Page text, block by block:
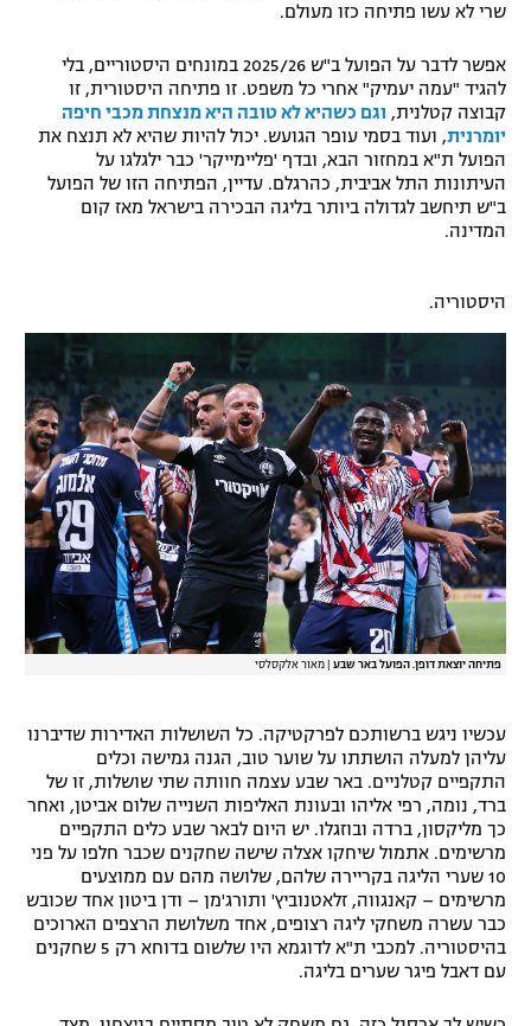
תגיות
המגזין
שרי לא עשו פתיחה כזו מעולם.
אפשר לדבר על הפועל ב"ש 2025/26 במונחים היסטוריים, בלי
להגיד "עמה יעמיק" אחרי כל משפט. זו פתיחה היסטורית, זו
קבוצה קטלנית, וגם כשהיא לא טובה היא מנצחת מכבי חיפה
יומרנית, ועוד בסמי עופר הגועש. יכול להיות שהיא לא תנצח את
הפועל ת"א במחזור הבא, ובדף 'פליימייקר' כבר ילגלגו על
העיתונות התל אביבית, כהרגלם. עדיין, הפתיחה הזו של הפועל
ב"ש תיחשב לגדולה ביותר בליגה הבכירה בישראל מאז קום
המדינה.
היסטוריה.
פתיחה יוצאת דופן. הפועל באר שבע מאור אלקסלסי
עכשיו ניגש ברשותכם לפרקטיקה. כל השושלות האדירות שדיברנו
עליהן למעלה הושתתו על שוער טוב, הגנה גמישה וכלים
התקפיים קטלניים. באר שבע עצמה חוותה שתי שושלות, זו של
ברד, נומה, רפי אליהו ובעונת האליפות השנייה שלום אביטן, ואחר
כך מליקסון, ברדה ובוזגלו. יש היום לבאר שבע כלים התקפיים
מרשימים. אתמול שיחקו אצלה שישה שחקנים שכבר חלפו על פני
10 שערי הליגה בקריירה שלהם, שלושה מהם עם ממוצעים
מרשימים – קאנגווה, זלאטנוביץ' ותורג'מן – ודן ביטון אחד שכובש
כבר עשרה משחקי ליגה רצופים, אחד משלושת הרצפים הארוכים
בהיסטוריה. למכבי ת"א לדוגמא היו שלשום בדוחא רק 5 שחקנים
עם דאבל פיגר שערים בליגה.